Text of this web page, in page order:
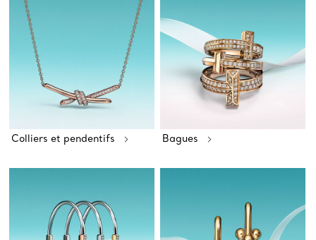
Colliers et pendentifs Bagues